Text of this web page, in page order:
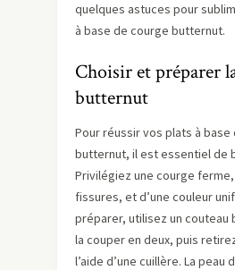
quelques astuces pour
à base de courge butternut.
Choisir et préparer
butternut
Pour réussir vos plats à base
butternut, il est essentiel de
Privilégiez une courge
fissures, et d’une couleur
préparer, utilisez un couteau
la couper en deux, puis
l’aide d’une cuillère. La peau